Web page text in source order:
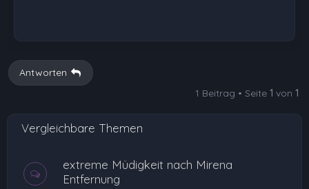
Antworten
1 Beitrag • Seite 1 von 1
Vergleichbare Themen
extreme Müdigkeit nach Mirena
Entfernung